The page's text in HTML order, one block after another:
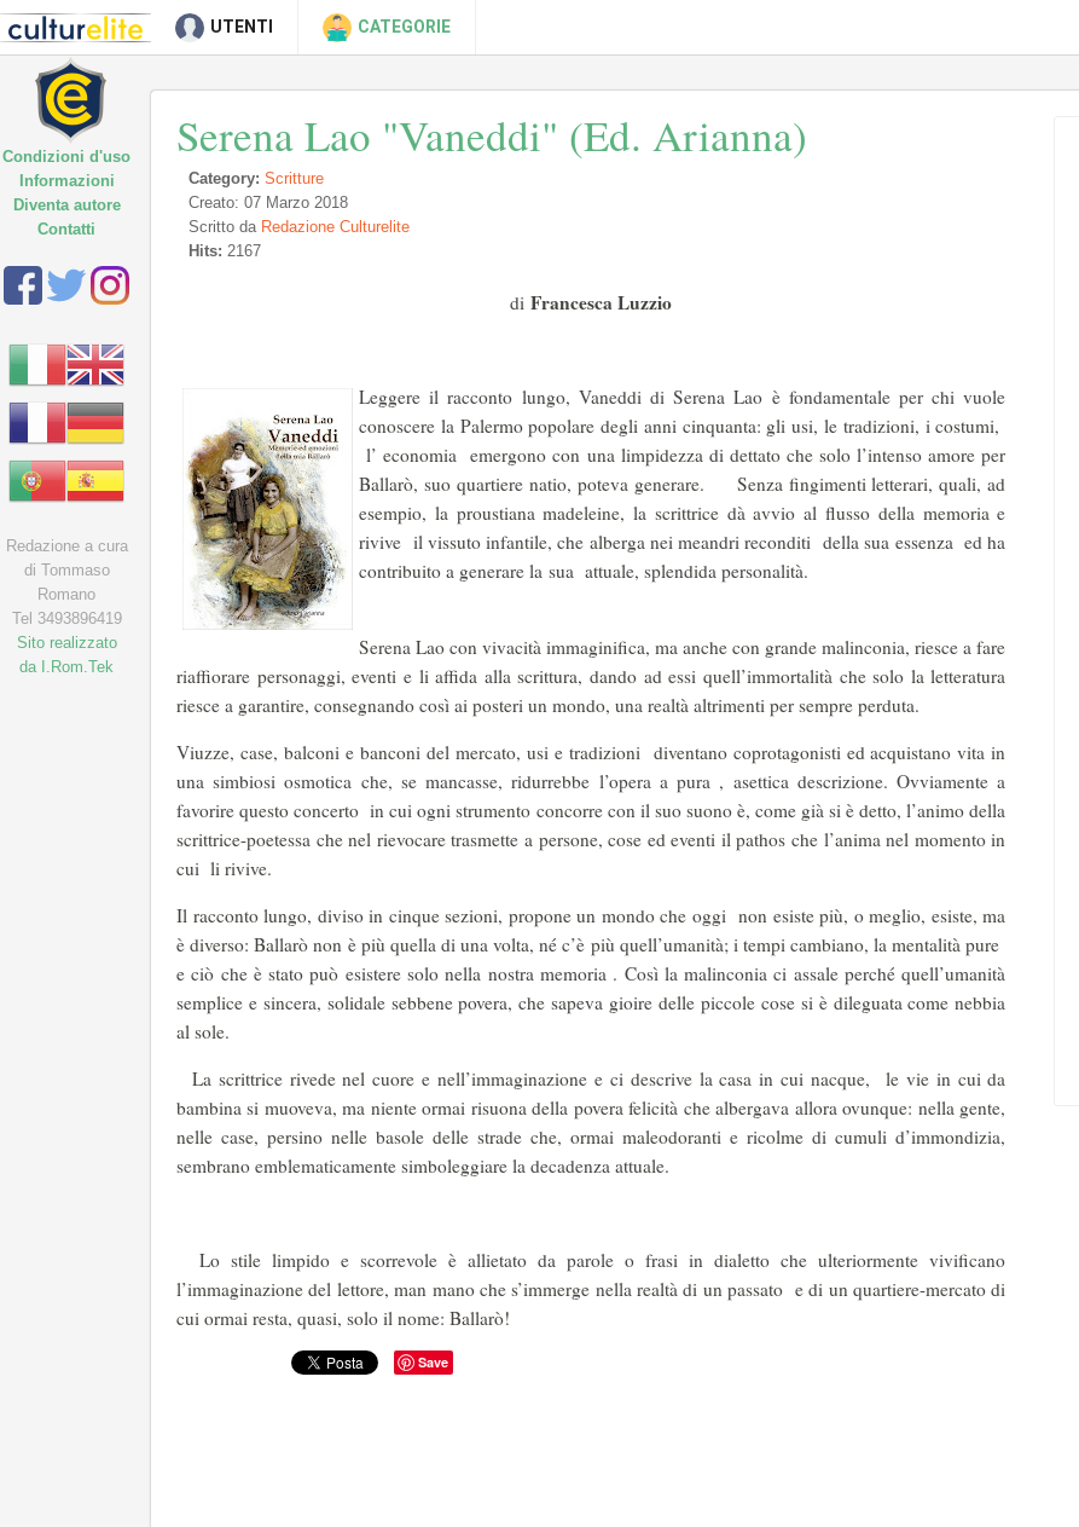
UTENTI CATEGORIE
Serena Lao "Vaneddi" (Ed. Arianna)
Category: Scritture
Creato: 07 Marzo 2018
Scritto da Redazione Culturelite
Hits: 2167
diFrancesca Luzzio
Leggere il racconto lungo, Vaneddi di Serena Lao è fondamentale per chi vuole
conoscere la Palermo popolare degli anni cinquanta: gli usi, le tradizioni, i costumi,
l’ economia emergono con una limpidezza di dettato che solo l’intenso amore per
Ballarò, suo quartiere natio, poteva generare. Senza fingimenti letterari, quali, ad
esempio, la proustiana madeleine, la scrittrice dà avvio al flusso della memoria e
rivive il vissuto infantile, che alberga nei meandri reconditi della sua essenza ed ha
contribuito a generare la sua attuale, splendida personalità.
Serena Lao con vivacità immaginifica, ma anche con grande malinconia, riesce a fare
riaffiorare personaggi, eventi e li affida alla scrittura, dando ad essi quell’immortalità che solo la letteratura
riesce a garantire, consegnando così ai posteri un mondo, una realtà altrimenti per sempre perduta.
Viuzze, case, balconi e banconi del mercato, usi e tradizioni diventano coprotagonisti ed acquistano vita in
una simbiosi osmotica che, se mancasse, ridurrebbe l’opera a pura , asettica descrizione. Ovviamente a
favorire questo concerto in cui ogni strumento concorre con il suo suono è, come già si è detto, l’animo della
scrittrice-poetessa che nel rievocare trasmette a persone, cose ed eventi il pathos che l’anima nel momento in
cui li rivive.
Il racconto lungo, diviso in cinque sezioni, propone un mondo che oggi non esiste più, o meglio, esiste, ma
è diverso: Ballarò non è più quella di una volta, né c’è più quell’umanità; i tempi cambiano, la mentalità pure
e ciò che è stato può esistere solo nella nostra memoria . Così la malinconia ci assale perché quell’umanità
semplice e sincera, solidale sebbene povera, che sapeva gioire delle piccole cose si è dileguata come nebbia
al sole.
La scrittrice rivede nel cuore e nell’immaginazione e ci descrive la casa in cui nacque, le vie in cui da
bambina si muoveva, ma niente ormai risuona della povera felicità che albergava allora ovunque: nella gente,
nelle case, persino nelle basole delle strade che, ormai maleodoranti e ricolme di cumuli d’immondizia,
sembrano emblematicamente simboleggiare la decadenza attuale.
Lo stile limpido e scorrevole è allietato da parole o frasi in dialetto che ulteriormente vivificano
l’immaginazione del lettore, man mano che s’immerge nella realtà di un passato e di un quartiere-mercato di
cui ormai resta, quasi, solo il nome: Ballarò!
Save
Condizioni d'uso
Informazioni
Diventa autore
Contatti
Redazione a cura
di Tommaso
Romano
Tel 3493896419
Sito realizzato
da I.Rom.Tek